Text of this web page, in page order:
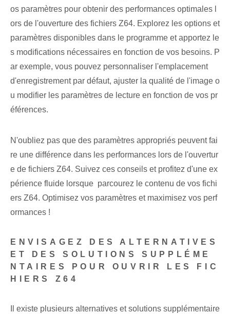
os paramètres pour obtenir des performances optimales l
ors de l'ouverture des fichiers Z64. Explorez les options et
paramètres disponibles dans le programme et apportez le
s modifications nécessaires en fonction de vos besoins. P
ar exemple, vous pouvez personnaliser l'emplacement
d'enregistrement par défaut, ajuster la qualité de l'image o
u modifier les paramètres de lecture en fonction de vos pr
éférences.
N'oubliez pas que des paramètres appropriés peuvent fai
re une différence dans les performances lors de l'ouvertur
e de fichiers Z64. ‌Suivez ces⁣ conseils et ‍profitez d'une ex
périence fluide lorsque ⁤ parcourez le contenu de vos fichi
ers Z64.⁢ Optimisez vos paramètres et maximisez vos perf
ormances !
ENVISAGEZ DES ALTERNATIVES
ET DES SOLUTIONS SUPPLÉME
NTAIRES POUR OUVRIR LES FIC
HIERS Z64
Il existe plusieurs alternatives et solutions supplémentaire